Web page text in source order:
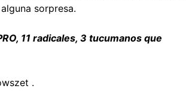
sorpresa.
11 radicales, 3 tucumanos que
.